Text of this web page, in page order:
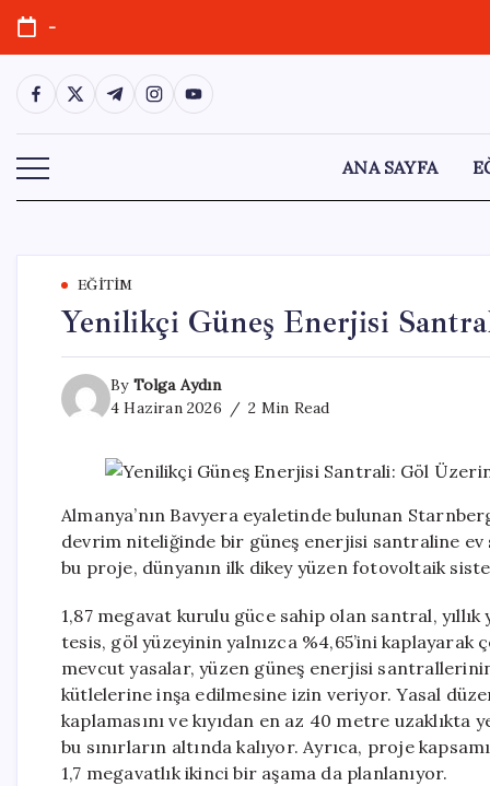
Skip
content
-
https://www.facebook.com/
https://twitter.com/
https://t.me/
https://www.instagram.com/
https://youtube.com/
ANA SAYFA
EĞITIM
Yenilikçi Güneş Enerjisi
By Tolga Aydın
4 Haziran 2026
2 Min Read
Almanya’nın Bavyera eyaletinde bulunan
devrim niteliğinde bir güneş enerjisi santraline ev
bu proje, dünyanın ilk dikey yüzen fotovoltaik
1,87 megavat kurulu güce sahip olan santral,
tesis, göl yüzeyinin yalnızca %4,65’ini
mevcut yasalar, yüzen güneş enerjisi
kütlelerine inşa edilmesine izin veriyor. Yasal
kaplamasını ve kıyıdan en az 40 metre
bu sınırların altında kalıyor. Ayrıca, proje
1,7 megavatlık ikinci bir aşama da planlanıyor.